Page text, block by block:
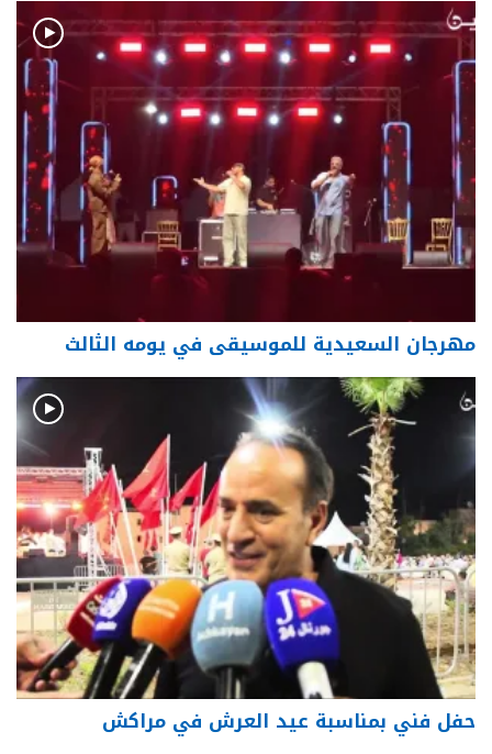
مهرجان السعيدية للموسيقى في يومه الثالث
حفل فني بمناسبة عيد العرش في مراكش